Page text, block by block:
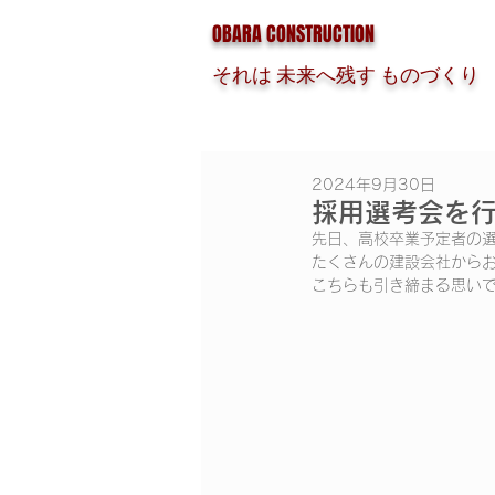
OBARA CONSTRUCTION
それは 未来へ残す ものづくり
採用選考会を
2024年9月30日
先日、高校卒業予定者の
たくさんの建設会社から
こちらも引き締まる思い